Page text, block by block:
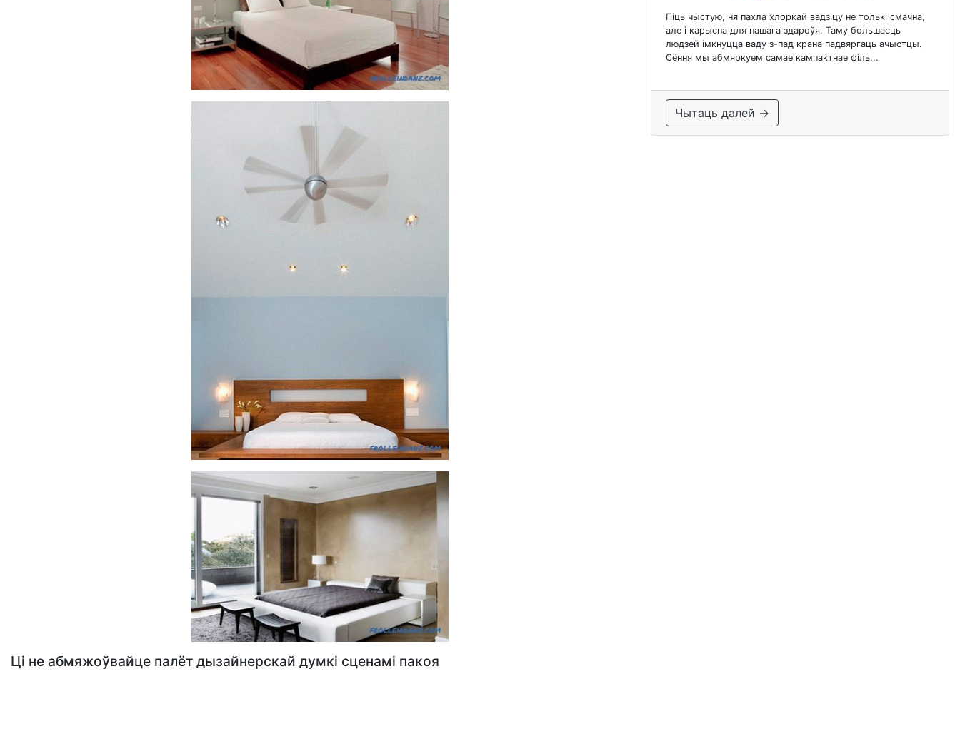
Ці не абмяжоўвайце палёт дызайнерскай думкі сценамі пакоя
Піць чыстую, ня пахла хлоркай вадзіцу не толькі смачна,
але і карысна для нашага здароўя. Таму большасць
людзей імкнуцца ваду з-пад крана падвяргаць ачыстцы.
Сёння мы абмяркуем самае кампактнае філь...
Чытаць далей →